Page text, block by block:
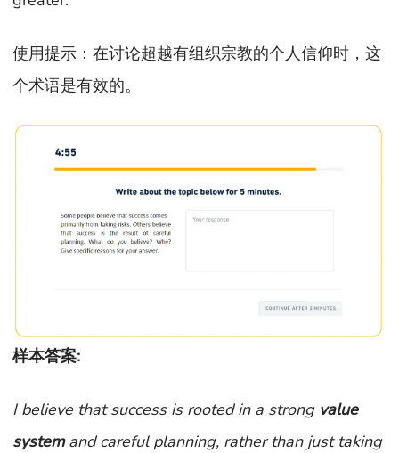
使用提示：在讨论超越有组织宗教的个人信仰时，这
个术语是有效的。
样本答案:
I believe that success is rooted in a strong value
system and careful planning, rather than just taking